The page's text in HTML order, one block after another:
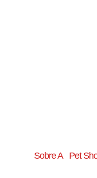
Sobre A Pet